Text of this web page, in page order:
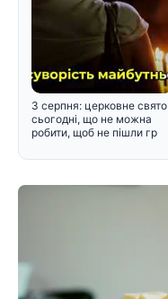
3 серпня: церковне свято
сьогодні, що не можна
робити, щоб не пішли гр